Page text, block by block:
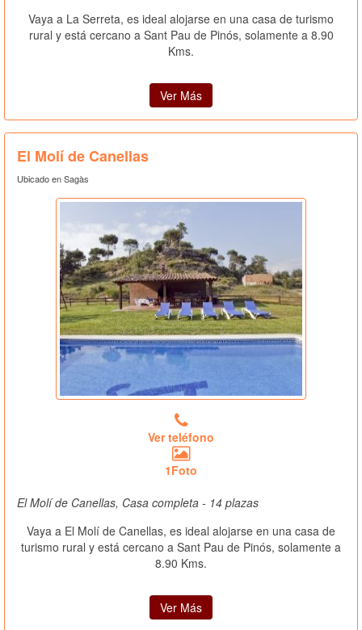
Vaya a La Serreta, es ideal alojarse en una casa de turismo
rural y está cercano a Sant Pau de Pinós, solamente a 8.90
Kms.
Ver Más
El Molí de Canellas
Ubicado en Sagàs
Ver teléfono
1Foto
El Molí de Canellas, Casa completa - 14 plazas
Vaya a El Molí de Canellas, es ideal alojarse en una casa de
turismo rural y está cercano a Sant Pau de Pinós, solamente a
8.90 Kms.
Ver Más